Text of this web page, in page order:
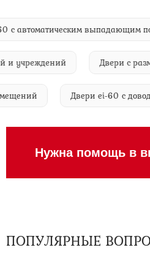
ei-60 с автоматическим
Двери с
помещений Двери ei-60 с
Нужна помощь в
ПОПУЛЯРНЫЕ